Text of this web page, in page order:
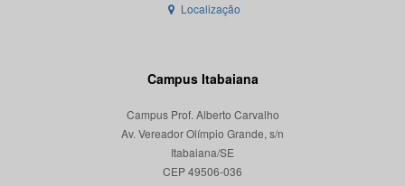
Localização
Campus Itabaiana
Campus Prof. Alberto Carvalho
Av. Vereador Olímpio Grande, s/n
Itabaiana/SE
CEP 49506-036